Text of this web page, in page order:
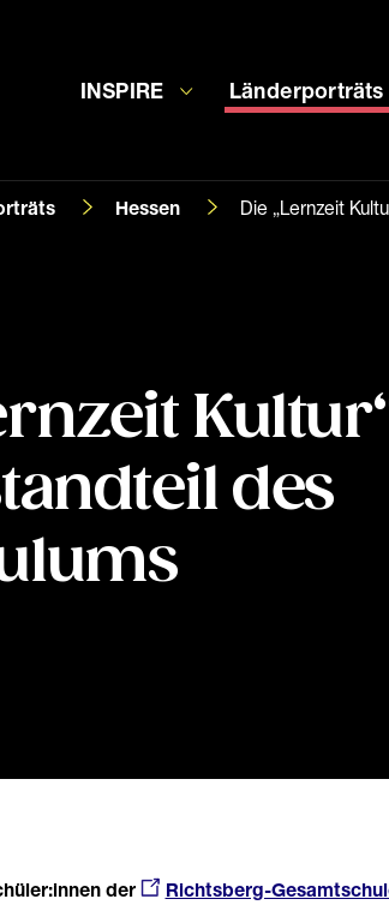
INSPIRE Länderporträts
Hessen Die „Lernzeit
des
der Richtsberg-